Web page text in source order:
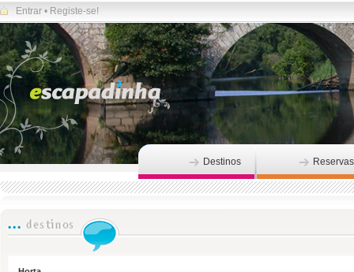
Entrar • Registe-se!
Destinos Reservas